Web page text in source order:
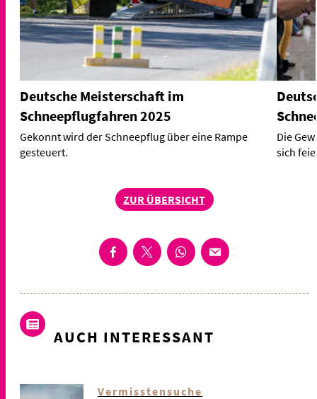
Deutsche Meisterschaft im
Schneepflugfahren 2025
Gekonnt wird der Schneepflug über eine Rampe
gesteuert.
Die
sich
ZUR ÜBERSICHT
AUCH INTERESSANT
Vermisstensuche